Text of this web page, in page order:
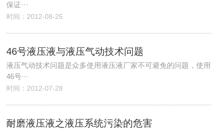
保证···
时间：2012-08-25
46号液压液与液压气动技术问题
液压气动技术问题是众多使用液压液厂家不可避免的问题，使用
46号···
时间：2012-07-28
耐磨液压液之液压系统污染的危害